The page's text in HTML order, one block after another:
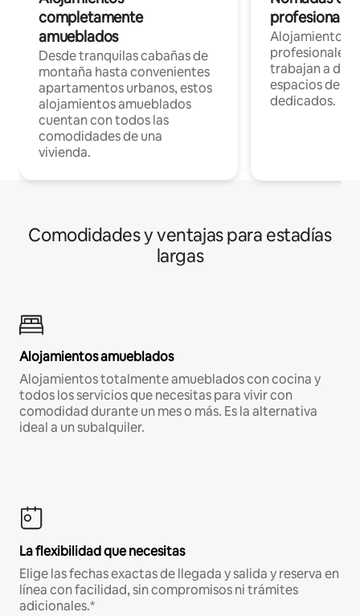
completamente
amueblados
Desde tranquilas cabañas de
montaña hasta convenientes
apartamentos urbanos, estos
alojamientos amueblados
cuentan con todos las
comodidades de una
vivienda.
Alojamientos
profesionales
trabajan a
espacios de
dedicados.
Comodidades y ventajas para estadías
largas
Alojamientos amueblados
Alojamientos totalmente amueblados con cocina y
todos los servicios que necesitas para vivir con
comodidad durante un mes o más. Es la alternativa
ideal a un subalquiler.
La flexibilidad que necesitas
Elige las fechas exactas de llegada y salida y reserva en
línea con facilidad, sin compromisos ni trámites
adicionales.*